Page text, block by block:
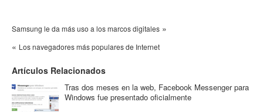
Samsung le da más uso a los marcos digitales »
« Los navegadores más populares de Internet
Artículos Relacionados
Tras dos meses en la web, Facebook Messenger para
Windows fue presentado oficialmente